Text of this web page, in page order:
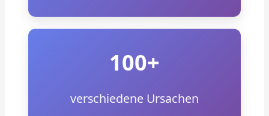
100+
verschiedene Ursachen